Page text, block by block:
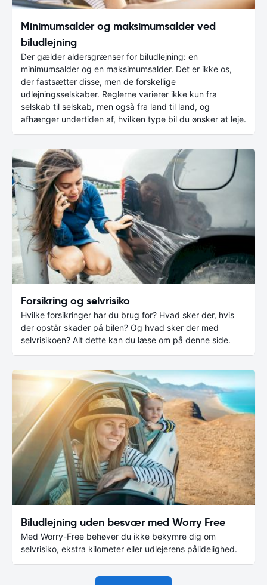
Minimumsalder og maksimumsalder ved
biludlejning
Der gælder aldersgrænser for biludlejning: en
minimumsalder og en maksimumsalder. Det er ikke os,
der fastsætter disse, men de forskellige
udlejningsselskaber. Reglerne varierer ikke kun fra
selskab til selskab, men også fra land til land, og
afhænger undertiden af, hvilken type bil du ønsker at leje.
Forsikring og selvrisiko
Hvilke forsikringer har du brug for? Hvad sker der, hvis
der opstår skader på bilen? Og hvad sker der med
selvrisikoen? Alt dette kan du læse om på denne side.
Biludlejning uden besvær med Worry Free
Med Worry-Free behøver du ikke bekymre dig om
selvrisiko, ekstra kilometer eller udlejerens pålidelighed.